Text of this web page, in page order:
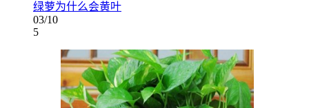
绿萝为什么会黄叶
03/10
5